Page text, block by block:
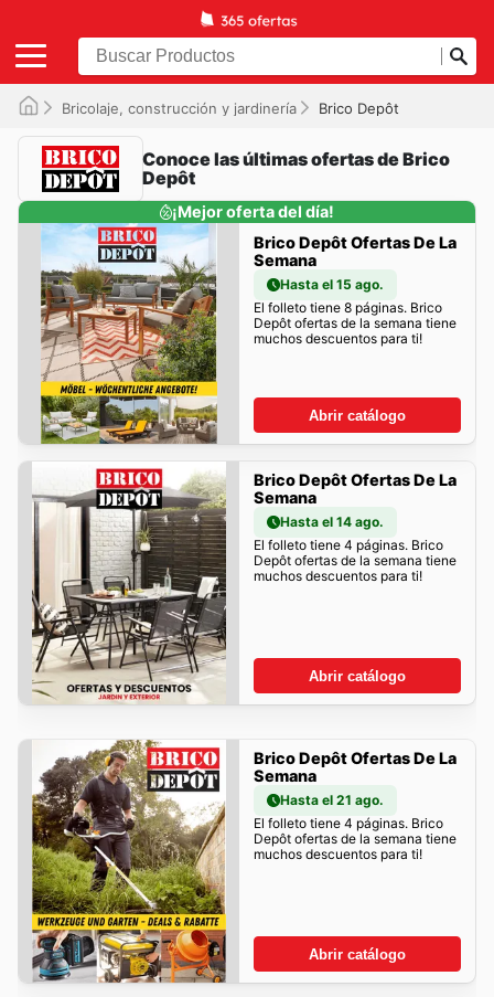
Bricolaje, construcción y jardinería Brico Depôt
Conoce las últimas ofertas de Brico
Depôt
¡Mejor oferta del día!
Brico Depôt Ofertas De La
Semana
Hasta el 15 ago.
El folleto tiene 8 páginas. Brico
Depôt ofertas de la semana tiene
muchos descuentos para ti!
Abrir catálogo
Brico Depôt Ofertas De La
Semana
Hasta el 14 ago.
El folleto tiene 4 páginas. Brico
Depôt ofertas de la semana tiene
muchos descuentos para ti!
Abrir catálogo
Brico Depôt Ofertas De La
Semana
Hasta el 21 ago.
El folleto tiene 4 páginas. Brico
Depôt ofertas de la semana tiene
muchos descuentos para ti!
Abrir catálogo